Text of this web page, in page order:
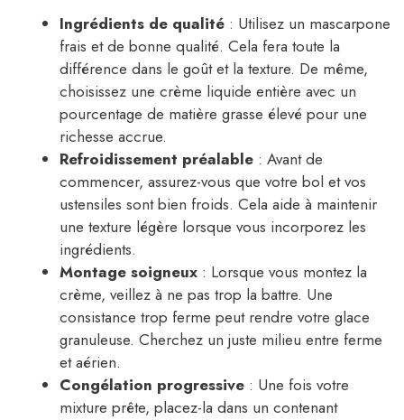
Ingrédients de qualité : Utilisez un mascarpone
frais et de bonne qualité. Cela fera toute la
différence dans le goût et la texture. De même,
choisissez une crème liquide entière avec un
pourcentage de matière grasse élevé pour une
richesse accrue.
Refroidissement préalable : Avant de
commencer, assurez-vous que votre bol et vos
ustensiles sont bien froids. Cela aide à maintenir
une texture légère lorsque vous incorporez les
ingrédients.
Montage soigneux : Lorsque vous montez la
crème, veillez à ne pas trop la battre. Une
consistance trop ferme peut rendre votre glace
granuleuse. Cherchez un juste milieu entre ferme
et aérien.
Congélation progressive : Une fois votre
mixture prête, placez-la dans un contenant